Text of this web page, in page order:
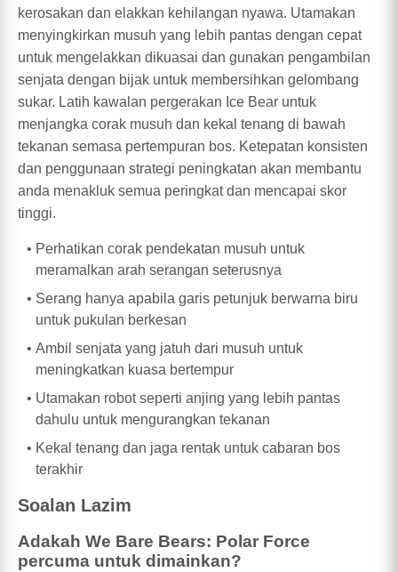
kerosakan dan elakkan kehilangan nyawa. Utamakan
menyingkirkan musuh yang lebih pantas dengan cepat
untuk mengelakkan dikuasai dan gunakan pengambilan
senjata dengan bijak untuk membersihkan gelombang
sukar. Latih kawalan pergerakan Ice Bear untuk
menjangka corak musuh dan kekal tenang di bawah
tekanan semasa pertempuran bos. Ketepatan konsisten
dan penggunaan strategi peningkatan akan membantu
anda menakluk semua peringkat dan mencapai skor
tinggi.
Perhatikan corak pendekatan musuh untuk
meramalkan arah serangan seterusnya
Serang hanya apabila garis petunjuk berwarna biru
untuk pukulan berkesan
Ambil senjata yang jatuh dari musuh untuk
meningkatkan kuasa bertempur
Utamakan robot seperti anjing yang lebih pantas
dahulu untuk mengurangkan tekanan
Kekal tenang dan jaga rentak untuk cabaran bos
terakhir
Soalan Lazim
Adakah We Bare Bears: Polar Force
percuma untuk dimainkan?